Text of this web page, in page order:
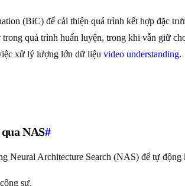
(BiC) để cải thiện quá trình kết hợp đặc
trong quá trình huấn luyện, trong khi vẫn giữ
xử lý lượng lớn dữ liệu video understanding.
NAS#
Neural Architecture Search (NAS) để tự động
sự.